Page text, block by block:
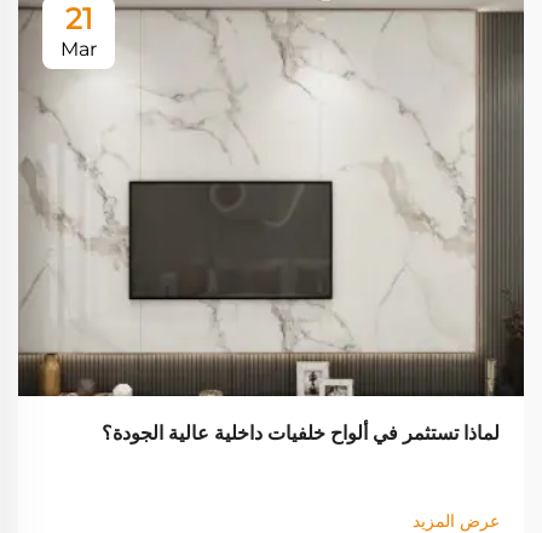
21
Mar
لماذا تستثمر في ألواح خلفيات داخلية عالية الجودة؟
عرض المزيد